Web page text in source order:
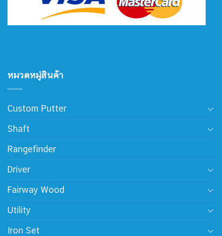
หมวดหมู่สินค้า
Custom Putter
Shaft
Rangefinder
Driver
Fairway Wood
Utility
Iron Set